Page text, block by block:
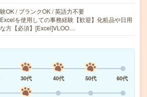
OK / ブランクOK / 英語力不要
Excelを使用しての事務経験【歓迎】化粧品や日用
方【必須】[Excel]VLOO…
30代 40代 50代
60代